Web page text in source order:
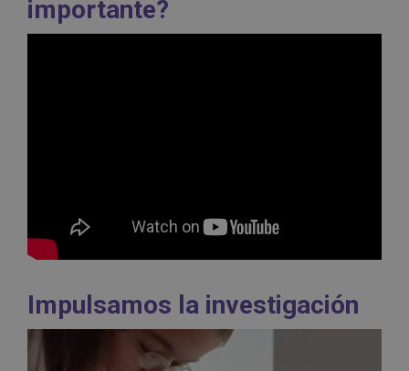
importante?
Impulsamos la investigación